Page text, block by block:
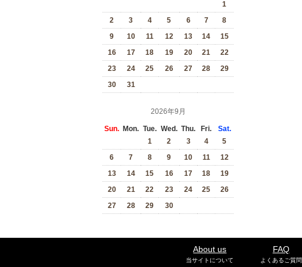
1
2
3 4 5 6 7
8
9
10 11 12 13 14
15
16
17 18 19 20 21
22
23
24 25 26 27 28
29
30
31
2026年9月
Sun. Mon. Tue. Wed. Thu. Fri.
Sat.
1
2 3 4
5
6
7 8 9 10 11
12
13
14 15 16 17 18
19
20
21 22 23 24 25
26
27
28 29 30
About us
当サイトについて
FAQ
よくあるご質問